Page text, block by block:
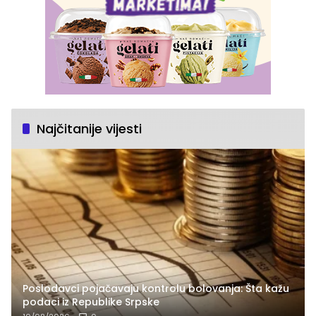
Najčitanije vijesti
Poslodavci pojačavaju kontrolu bolovanja: Šta kažu
podaci iz Republike Srpske